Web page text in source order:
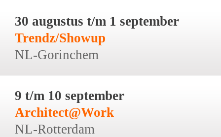
30 augustus t/m 1 september
Trendz/Showup
NL-Gorinchem
9 t/m 10 september
Architect@Work
NL-Rotterdam